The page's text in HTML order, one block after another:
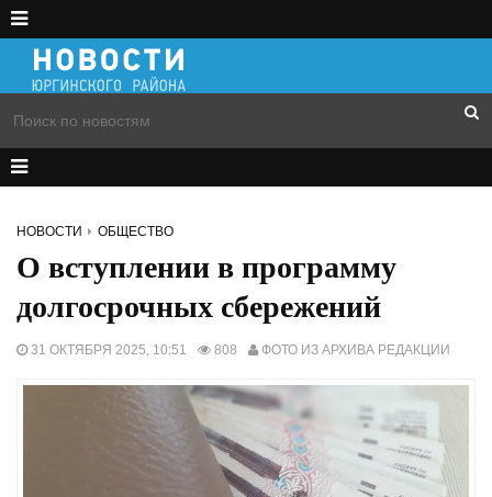
НОВОСТИ ОБЩЕСТВО
О вступлении в программу
долгосрочных сбережений
31 ОКТЯБРЯ 2025, 10:51 808 ФОТО ИЗ АРХИВА РЕДАКЦИИ